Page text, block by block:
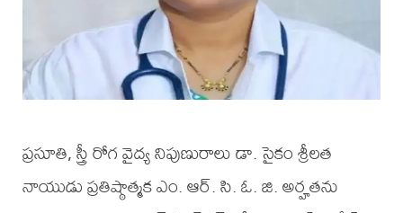
ప్రసూతి, స్త్రీ రోగ వైద్య నిపుణురాలు డా. సైకం శ్రీలత
నాయుడు ప్రతిష్ఠాత్మక ఎం. ఆర్. సి. ఓ. జి. అర్హతను